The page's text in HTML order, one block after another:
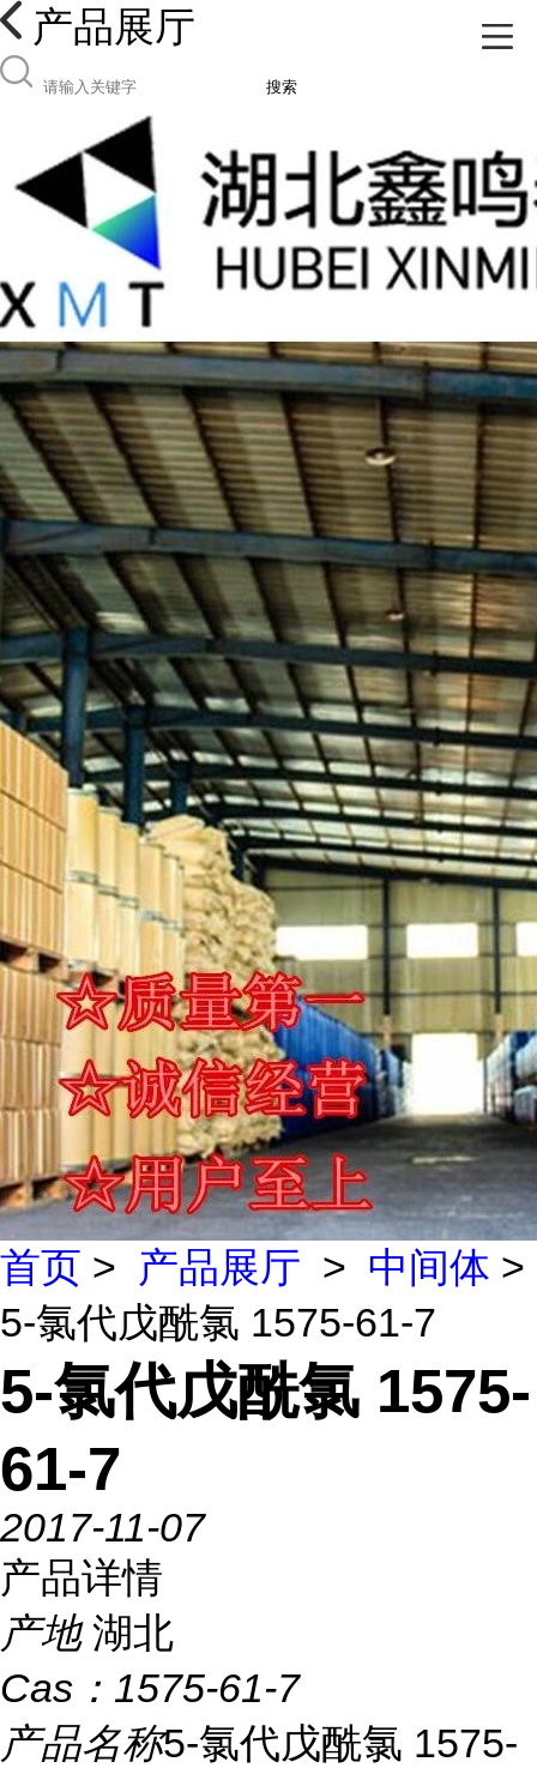
产品展厅
搜索
首页 > 产品展厅 > 中间体 >
5-氯代戊酰氯 1575-61-7
5-氯代戊酰氯 1575-
61-7
2017-11-07
产品详情
产地 湖北
Cas： 1575-61-7
产品名称5-氯代戊酰氯 1575-